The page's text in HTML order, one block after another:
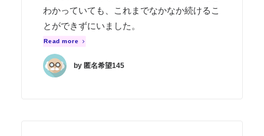
わかっていても、これまでなかなか続けるこ
とができずにいました。
Read more
by 匿名希望145